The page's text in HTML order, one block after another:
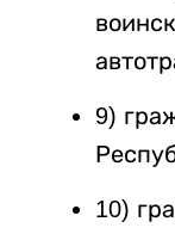
9)
10)